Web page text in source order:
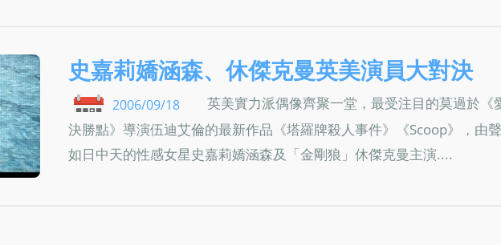
史嘉莉嬌涵森、休傑克曼英美演員大對決
2006/09/18
英美實力派偶像齊聚一堂，最受注目的莫過於《
決勝點》導演伍迪艾倫的最新作品《塔羅牌殺人事件》《Scoop》，由
如日中天的性感女星史嘉莉嬌涵森及「金剛狼」休傑克曼主演....